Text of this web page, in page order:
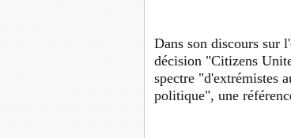
Dans son discours sur
décision "Citizens
spectre "d'extrémistes
politique", une